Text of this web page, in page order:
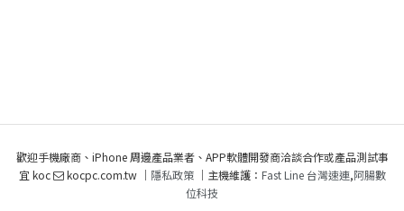
歡迎手機廠商、iPhone 周邊產品業者、APP軟體開發商洽談合作或產品測試事
宜 koc
kocpc.com.tw ｜ 隱私政策｜主機維護： Fast Line 台灣速連,阿腸數
位科技